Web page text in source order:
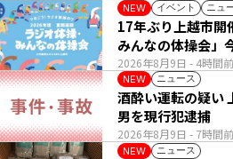
NEW イベント ニュ
2026年8月9日 - 4時間前
17年ぶり上越市開
みんなの体操会」
NEW ニュース
2026年8月9日 - 7時間前
酒酔い運転の疑い
男を現行犯逮捕
NEW ニュース